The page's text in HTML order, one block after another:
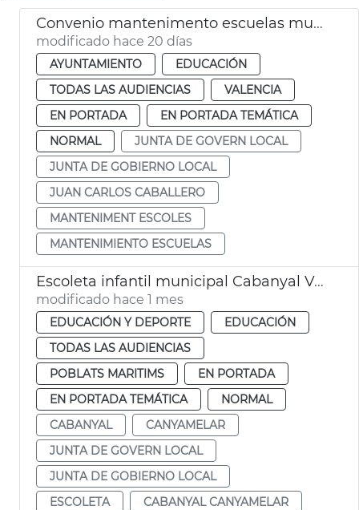
Convenio mantenimento escuelas municipales
modificado hace 20 días
AYUNTAMIENTO
EDUCACIÓN
TODAS LAS AUDIENCIAS
VALENCIA
EN PORTADA
EN PORTADA TEMÁTICA
NORMAL
JUNTA DE GOVERN LOCAL
JUNTA DE GOBIERNO LOCAL
JUAN CARLOS CABALLERO
MANTENIMENT ESCOLES
MANTENIMIENTO ESCUELAS
Escoleta infantil municipal Cabanyal València
modificado hace 1 mes
EDUCACIÓN Y DEPORTE
EDUCACIÓN
TODAS LAS AUDIENCIAS
POBLATS MARITIMS
EN PORTADA
EN PORTADA TEMÁTICA
NORMAL
CABANYAL
CANYAMELAR
JUNTA DE GOVERN LOCAL
JUNTA DE GOBIERNO LOCAL
ESCOLETA
CABANYAL CANYAMELAR